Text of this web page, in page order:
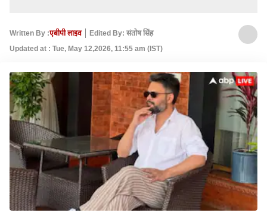
Written By :एबीपी लाइव
Edited By: संतोष सिंह
Updated at : Tue, May 12,2026, 11:55 am (IST)